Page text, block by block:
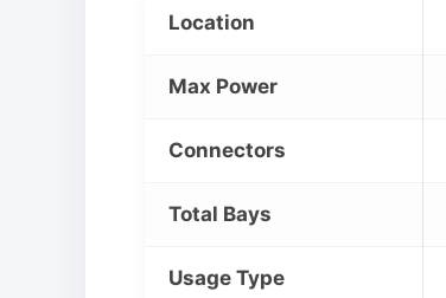
Location
Max Power
Connectors
Total Bays
Usage Type